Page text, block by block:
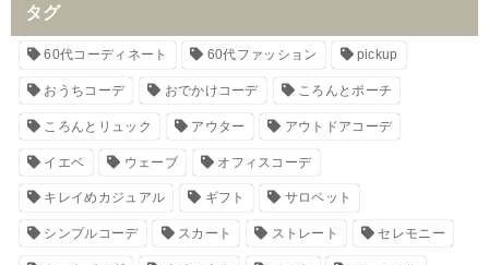
タグ
60代コーディネート 60代ファッション pickup
おうちコーデ おでかけコーデ ころんとポーチ
ころんとリュック アウター アウトドアコーデ
イエベ ウェーブ オフィスコーデ
キレイめカジュアル ギフト サロペット
シンプルコーデ スカート ストレート セレモニー